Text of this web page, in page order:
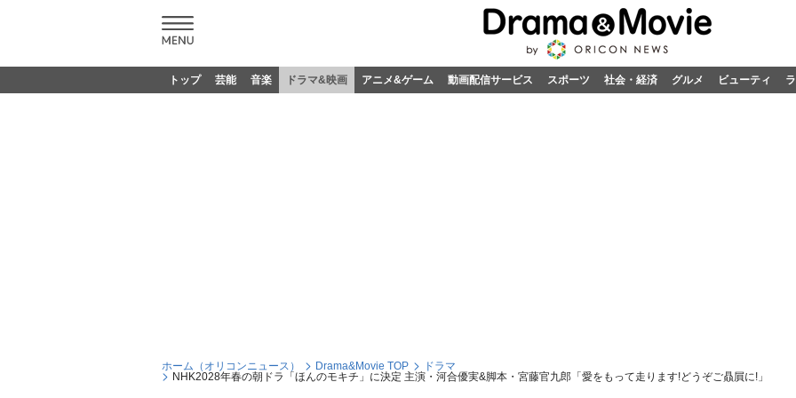
トップ 芸能 音楽 ドラマ&映画 アニメ&ゲーム 動画配信サービス スポーツ 社会・経済 グルメ ビューティ
ホーム（オリコンニュース） Drama&Movie TOP
ドラマ
NHK2028年春の朝ドラ「ほんのモキチ」に決定 主演・河合優実&脚本・宮藤官九郎「愛をもって走ります!どうぞご贔屓に!」